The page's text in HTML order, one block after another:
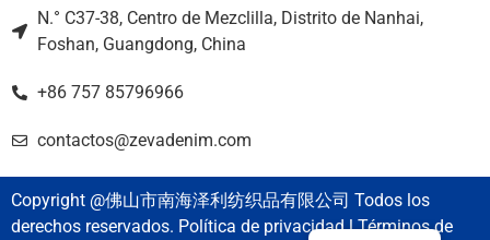
N.° C37-38, Centro de Mezclilla, Distrito de Nanhai,
Foshan, Guangdong, China
+86 757 85796966
contactos@zevadenim.com
Copyright @佛山市南海泽利纺织品有限公司 Todos los
derechos reservados. Política de privacidad l Términos de